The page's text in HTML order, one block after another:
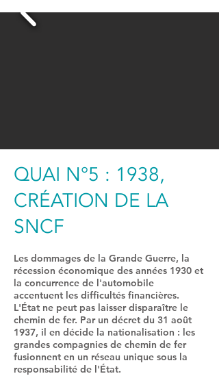
QUAI N°5 : 1938,
CRÉATION DE LA
SNCF
Les dommages de la Grande Guerre, la
récession économique des années 1930 et
la concurrence de l'automobile
accentuent les difficultés financières.
L'État ne peut pas laisser disparaître le
chemin de fer. Par un décret du 31 août
1937, il en décide la nationalisation : les
grandes compagnies de chemin de fer
fusionnent en un réseau unique sous la
responsabilité de l'État.